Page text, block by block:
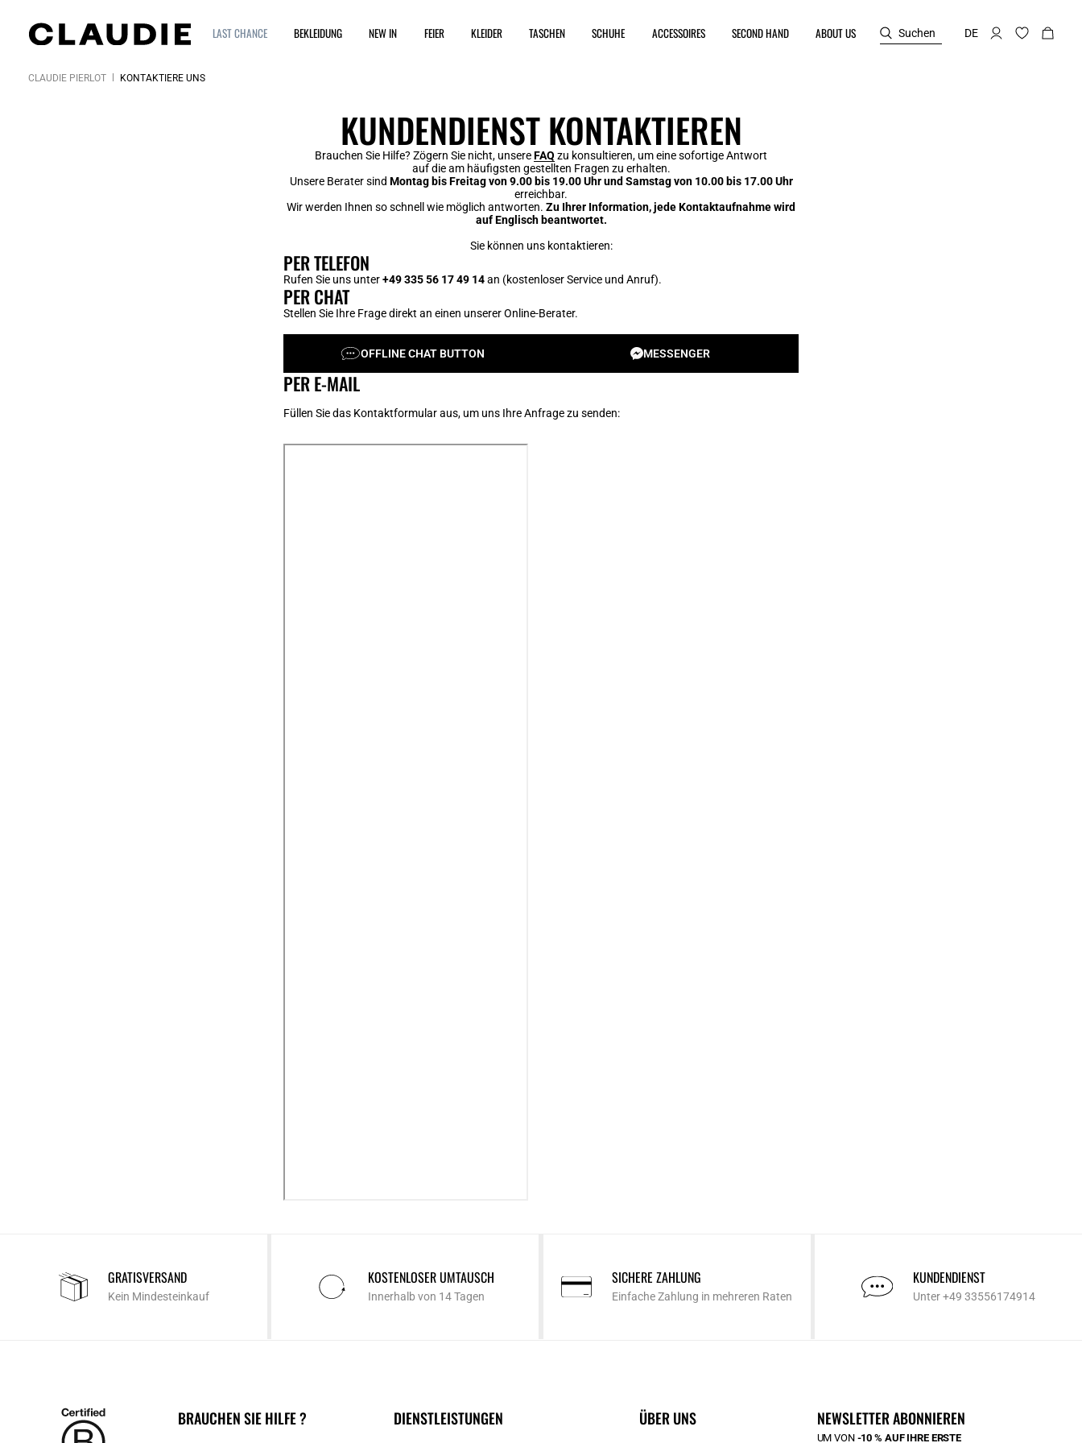
LAST CHANCE BEKLEIDUNG NEW IN FEIER KLEIDER TASCHEN SCHUHE ACCESSOIRES SECOND HAND ABOUT US Suchen DE
CLAUDIE PIERLOT KONTAKTIERE UNS
KUNDENDIENST KONTAKTIEREN
Brauchen Sie Hilfe? Zögern Sie nicht, unsereFAQ zu konsultieren, um eine sofortige Antwort
auf die am häufigsten gestellten Fragen zu erhalten.
Unsere Berater sind Montag bis Freitag von 9.00 bis 19.00 Uhr und Samstag von 10.00 bis 17.00 Uhr
erreichbar.
Wir werden Ihnen so schnell wie möglich antworten. Zu Ihrer Information, jede Kontaktaufnahme wird
auf Englisch beantwortet.
Sie können uns kontaktieren:
PER TELEFON
Rufen Sie uns unter+49 335 56 17 49 14an (kostenloser Service und Anruf).
PER CHAT
Stellen Sie Ihre Frage direkt an einen unserer Online-Berater.
OFFLINE CHAT BUTTON MESSENGER
PER E-MAIL
Füllen Sie das Kontaktformular aus, um uns Ihre Anfrage zu senden:
GRATISVERSAND
Kein Mindesteinkauf
KOSTENLOSER UMTAUSCH
Innerhalb von 14 Tagen
SICHERE ZAHLUNG
Einfache Zahlung in mehreren Raten
KUNDENDIENST
Unter +49 33556174914
BRAUCHEN SIE HILFE ? DIENSTLEISTUNGEN ÜBER UNS NEWSLETTER ABONNIEREN
UM VON -10 % AUF IHRE ERSTE